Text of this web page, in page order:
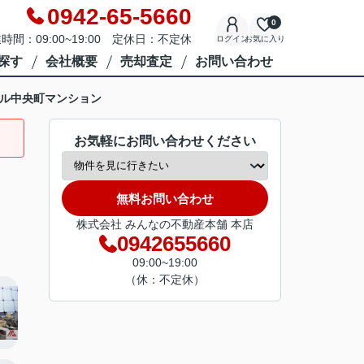
0942-65-5660
間：09:00~19:00 定休日：不定休 ログインお気に入り
0
す 会社概要 売却査定 お問い合わせ
中央町マンション
お気軽にお問い合わせください
無料お問い合わせ
株式会社 みんなの不動産本舗 本店
0942655660
09:00~19:00
（休：不定休）